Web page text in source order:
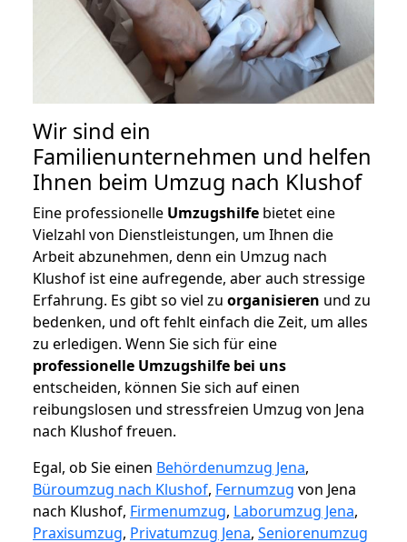
Wir sind ein
Familienunternehmen und helfen
Ihnen beim Umzug nach Klushof
Eine professionelle Umzugshilfe bietet eine
Vielzahl von Dienstleistungen, um Ihnen die
Arbeit abzunehmen, denn ein Umzug nach
Klushof ist eine aufregende, aber auch stressige
Erfahrung. Es gibt so viel zu organisieren und zu
bedenken, und oft fehlt einfach die Zeit, um alles
zu erledigen. Wenn Sie sich für eine
professionelle Umzugshilfe bei uns
entscheiden, können Sie sich auf einen
reibungslosen und stressfreien Umzug von Jena
nach Klushof freuen.
Egal, ob Sie einen Behördenumzug Jena,
Büroumzug nach Klushof, Fernumzug von Jena
nach Klushof, Firmenumzug, Laborumzug Jena,
Praxisumzug, Privatumzug Jena, Seniorenumzug